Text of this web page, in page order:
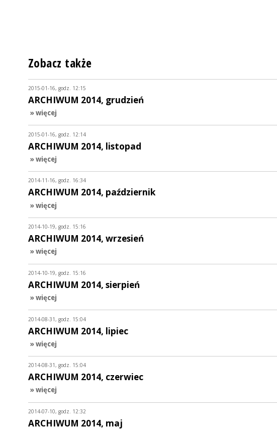
Zobacz także
2015-01-16, godz. 12:15
ARCHIWUM 2014, grudzień
» więcej
2015-01-16, godz. 12:14
ARCHIWUM 2014, listopad
» więcej
2014-11-16, godz. 16:34
ARCHIWUM 2014, październik
» więcej
2014-10-19, godz. 15:16
ARCHIWUM 2014, wrzesień
» więcej
2014-10-19, godz. 15:16
ARCHIWUM 2014, sierpień
» więcej
2014-08-31, godz. 15:04
ARCHIWUM 2014, lipiec
» więcej
2014-08-31, godz. 15:04
ARCHIWUM 2014, czerwiec
» więcej
2014-07-10, godz. 12:32
ARCHIWUM 2014, maj